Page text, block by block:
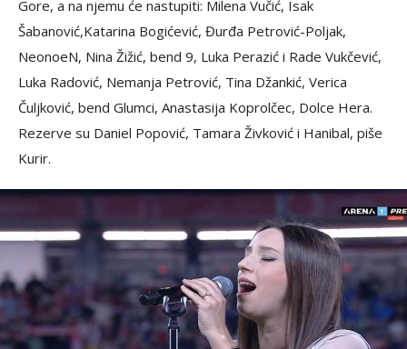
Gore, a na njemu će nastupiti: Milena Vučić, Isak
Šabanović,Katarina Bogićević, Đurđa Petrović-Poljak,
NeonoeN, Nina Žižić, bend 9, Luka Perazić i Rade Vukčević,
Luka Radović, Nemanja Petrović, Tina Džankić, Verica
Čuljković, bend Glumci, Anastasija Koprolčec, Dolce Hera.
Rezerve su Daniel Popović, Tamara Živković i Hanibal, piše
Kurir.